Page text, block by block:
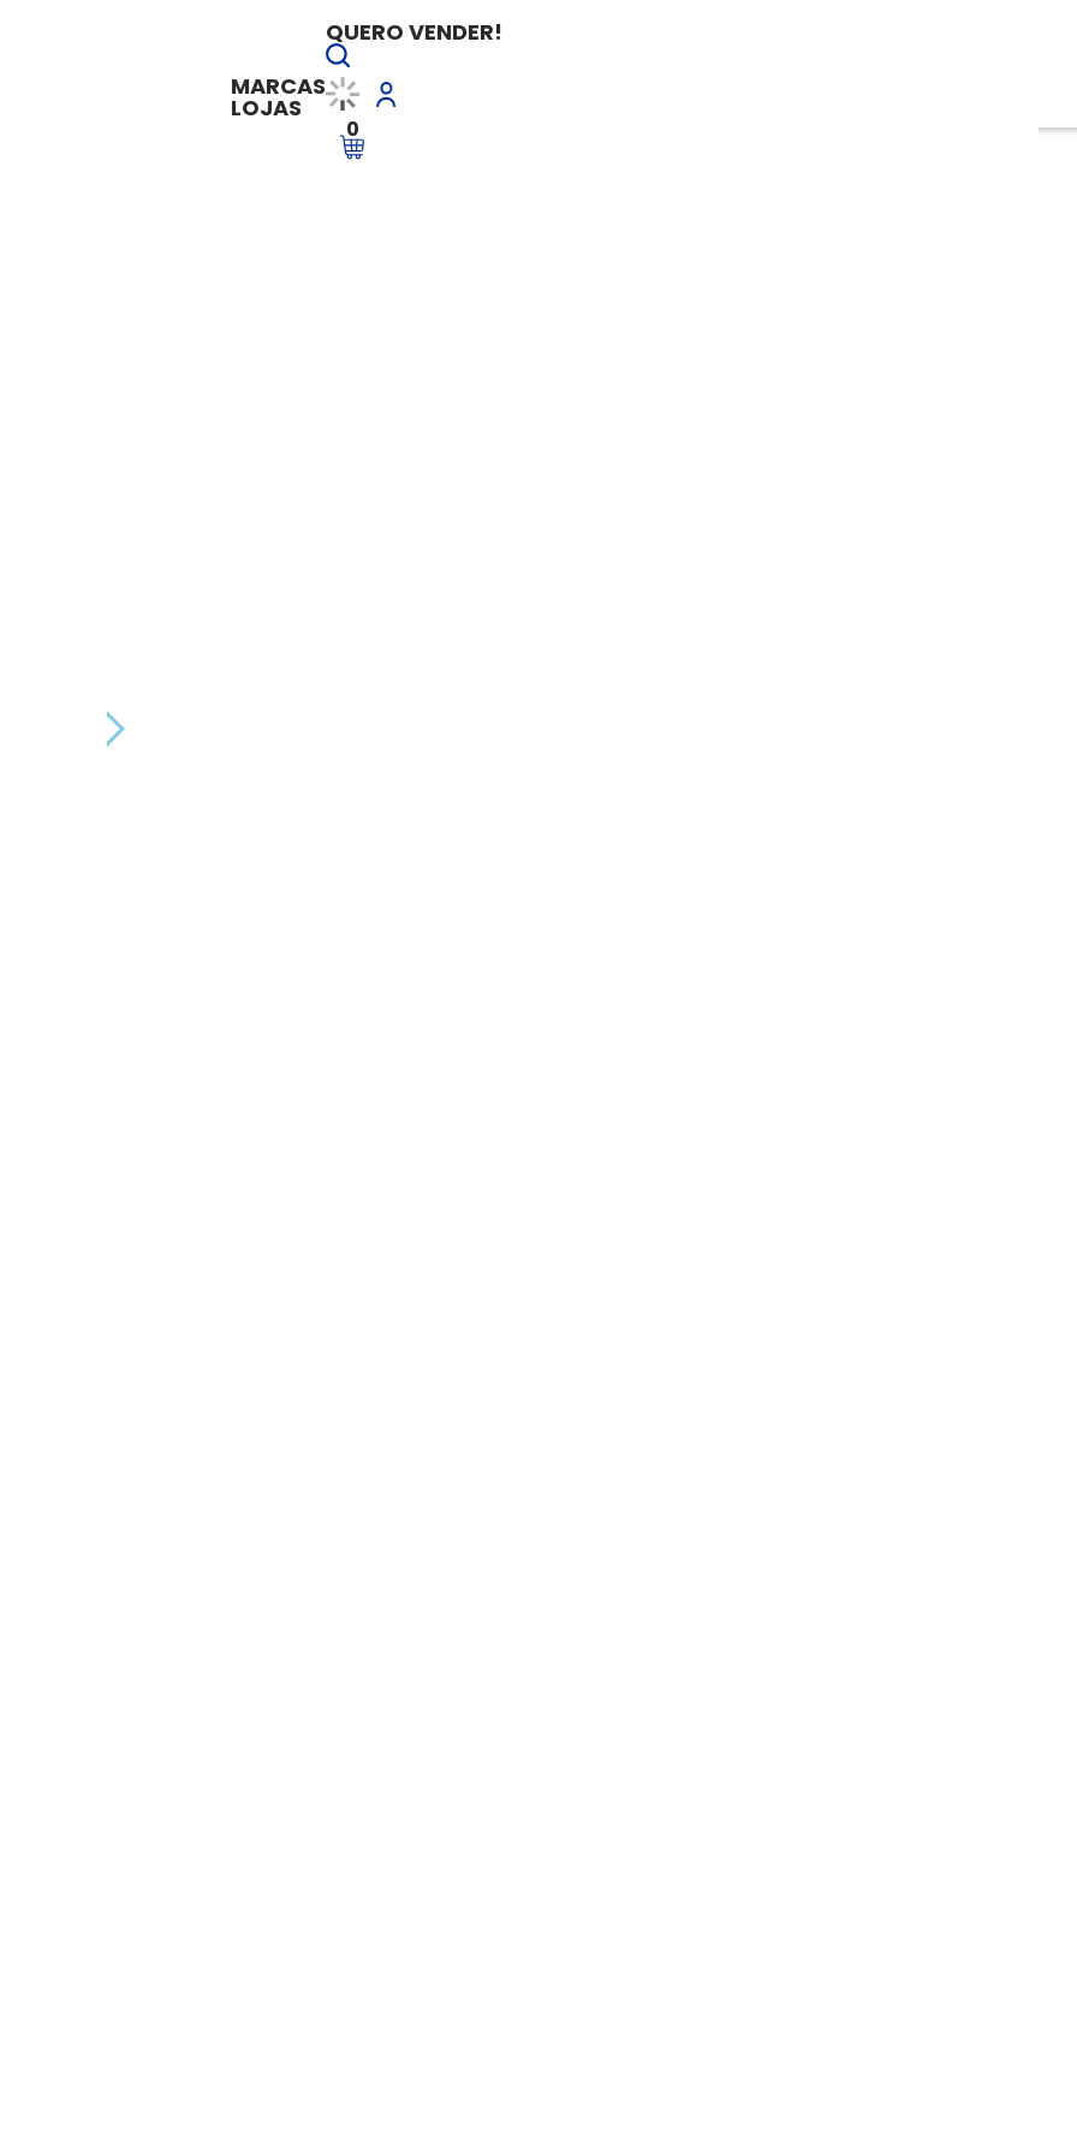
MARCAS
LOJAS
QUERO VENDER!
0
Comercial - Enfoque básico para assistentes e técnicos em contabilidade
industriais, comerciais e prestadoras de serviços
método do inventário periódico)
vendas e compras
(DFC)
de Renda